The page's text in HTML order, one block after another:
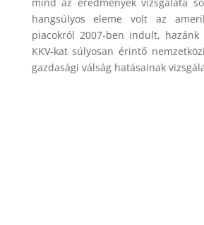
hangsúlyos eleme volt az
piacokról 2007-ben indult, hazánk
KKV-kat súlyosan érintő
gazdasági válság hatásainak